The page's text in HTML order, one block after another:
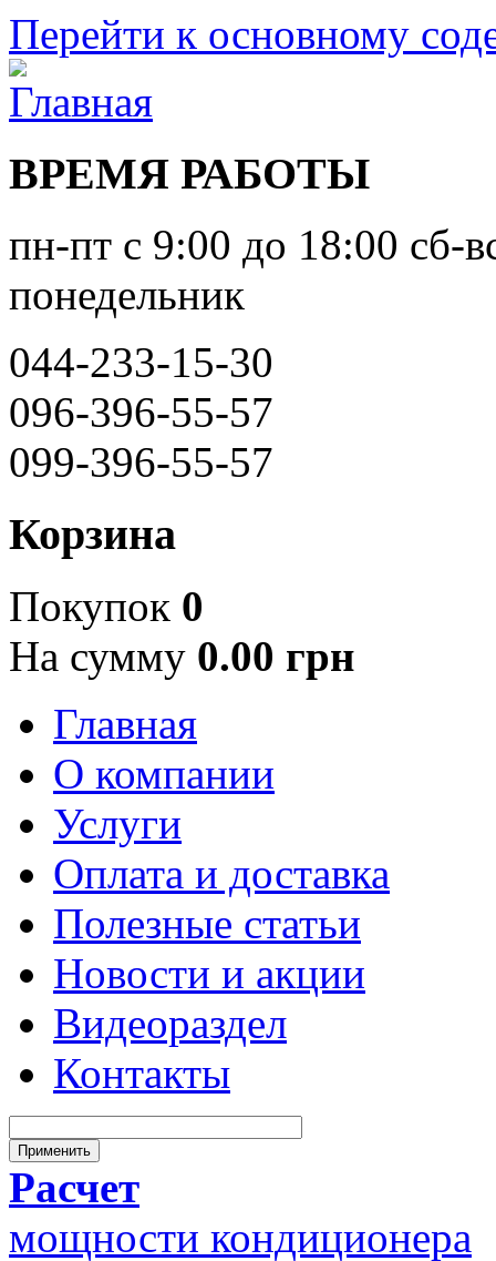
Перейти к основному
ВРЕМЯ РАБОТЫ
пн-пт с 9:00 до 18:00 сб-
понедельник
044-233-15-30
096-396-55-57
099-396-55-57
Корзина
Покупок 0
На сумму 0.00 грн
Главная
О компании
Услуги
Оплата и доставка
Полезные статьи
Новости и акции
Видеораздел
Контакты
Расчет
мощности кондиционера